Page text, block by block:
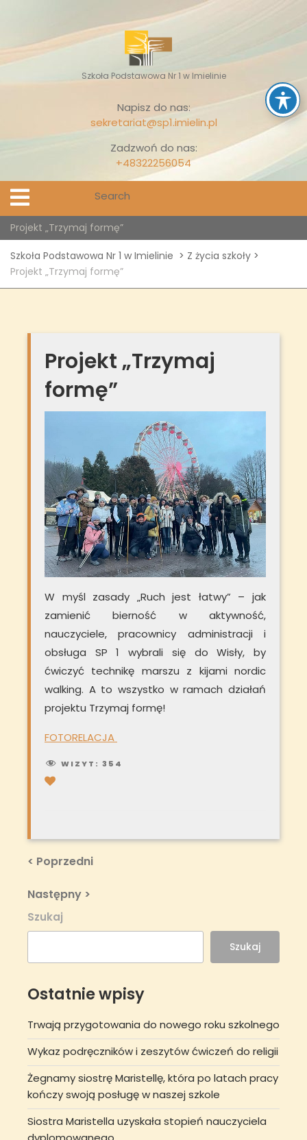
content
Szkoła Podstawowa Nr 1 w Imielinie
Napisz do nas:
sekretariat@sp1.imielin.pl
Zadzwoń do nas:
+48322256054
Open
Menu
Projekt „Trzymaj formę”
Szkoła Podstawowa Nr 1 w Imielinie > Z życia szkoły >
Projekt „Trzymaj formę”
Projekt „Trzymaj
formę”
W myśl zasady „Ruch jest łatwy” – jak
zamienić bierność w aktywność,
nauczyciele, pracownicy administracji i
obsługa SP 1 wybrali się do Wisły, by
ćwiczyć technikę marszu z kijami nordic
walking. A to wszystko w ramach działań
projektu Trzymaj formę!
FOTORELACJA
WIZYT: 354
Nawigacja
Previous
< Poprzedni
Next
Post
Następny >
Szukaj
Szukaj
Ostatnie wpisy
Trwają przygotowania do nowego roku szkolnego
Wykaz podręczników i zeszytów ćwiczeń do religii
Żegnamy siostrę Maristellę, która po latach pracy
kończy swoją posługę w naszej szkole
Siostra Maristella uzyskała stopień nauczyciela